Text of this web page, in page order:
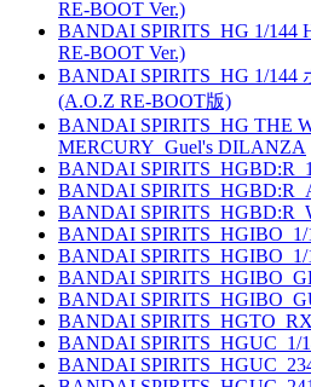
RE-BOOT Ver.)
BANDAI SPIRITS_HG 1/144
RE-BOOT Ver.)
BANDAI SPIRITS_HG 1/144
(A.O.Z RE-BOOT版)
BANDAI SPIRITS_HG THE
MERCURY_Guel's DILANZA
BANDAI
BANDAI
BANDAI
BANDAI SPIRITS_HGIBO_1/
BANDAI
BANDAI
BANDAI
BANDAI
BANDAI SPIRITS_HGUC_1/
BANDAI